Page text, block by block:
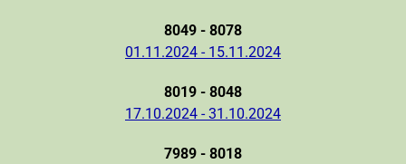
8049 - 8078
01.11.2024 - 15.11.2024
8019 - 8048
17.10.2024 - 31.10.2024
7989 - 8018